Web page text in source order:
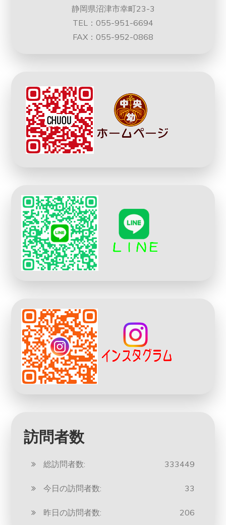
静岡県沼津市幸町23-3
TEL：055-951-6694
FAX：055-952-0868
訪問者数
333449
総訪問者数:
33
今日の訪問者数:
206
昨日の訪問者数: